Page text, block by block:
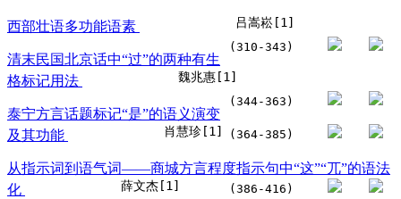
西部壮语多功能语素 吕嵩崧[1]
(310-343)
清末民国北京话中“过”的两种有生
格标记用法
魏兆惠[1]
(344-363)
泰宁方言话题标记“是”的语义演变
及其功能
肖慧珍[1] (364-385)
从指示词到语气词——商城方言程度指示句中“这”“兀”的语法
化
薛文杰[1] (386-416)